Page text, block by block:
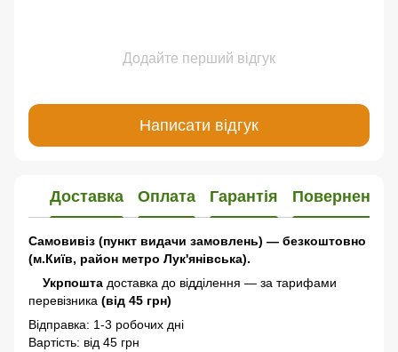
Додайте перший відгук
Написати відгук
Доставка Оплата Гарантія Повернення
Самовивіз (пункт видачи замовлень) — безкоштовно
(м.Київ, район метро Лук'янівська).
Укрпошта доставка до відділення — за тарифами
перевізника (від 45 грн)
Відправка: 1-3 робочих дні
Вартість: від 45 грн